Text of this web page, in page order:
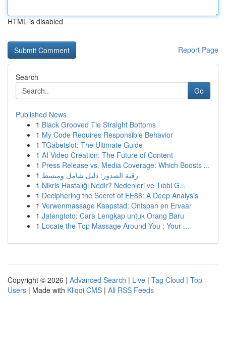
HTML is disabled
Report Page
Search
Go
Published News
1 Black Grooved Tie Straight Bottoms
1 My Code Requires Responsible Behavior
1 TGabetslot: The Ultimate Guide
1 AI Video Creation: The Future of Content
1 Press Release vs. Media Coverage: Which Boosts ...
1 رقية الصدور: دليل شامل ومبسط
1 Nikris Hastalığı Nedir? Nedenleri ve Tıbbi G...
1 Deciphering the Secret of EE88: A Deep Analysis
1 Verwenmassage Kaapstad: Ontspan en Ervaar
1 Jatengtoto: Cara Lengkap untuk Orang Baru
1 Locate the Top Massage Around You : Your ...
Copyright © 2026 | Advanced Search | Live | Tag Cloud | Top
Users | Made with Kliqqi CMS | All RSS Feeds